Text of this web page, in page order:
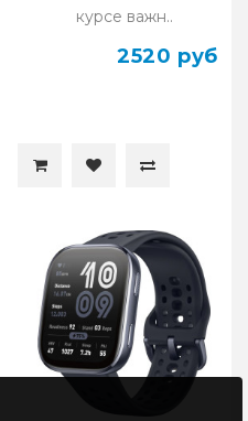
курсе важн..
2520 руб